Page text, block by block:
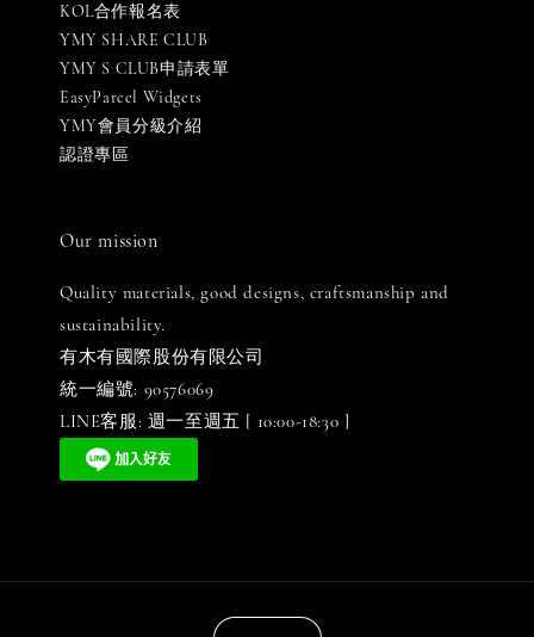
KOL合作報名表
YMY SHARE CLUB
YMY S CLUB申請表單
EasyParcel Widgets
YMY會員分級介紹
認證專區
Our mission
Quality materials, good designs, craftsmanship and
sustainability.
有木有國際股份有限公司
統一編號: 90576069
LINE客服: 週一至週五 [ 10:00-18:30 ]